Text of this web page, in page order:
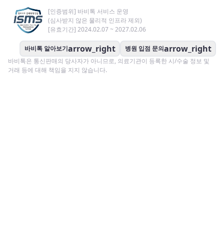
[인증범위] 바비톡 서비스 운영
(심사받지 않은 물리적 인프라 제외)
[유효기간] 2024.02.07 ~ 2027.02.06
바비톡 알아보기arrow_right 병원 입점 문의arrow_right
바비톡은 통신판매의 당사자가 아니므로, 의료기관이 등록한 시/수술 정보 및
거래 등에 대해 책임을 지지 않습니다.